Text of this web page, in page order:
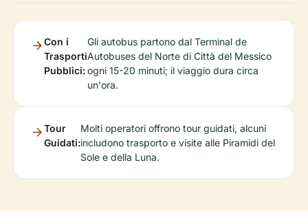
Con i
Trasporti
Pubblici:
Gli autobus partono dal Terminal de
Autobuses del Norte di Città del Messico
ogni 15-20 minuti; il viaggio dura circa
un'ora.
Tour
Guidati:
Molti operatori offrono tour guidati, alcuni
includono trasporto e visite alle Piramidi del
Sole e della Luna.